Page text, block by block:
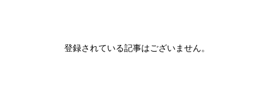
登録されている記事はございません。